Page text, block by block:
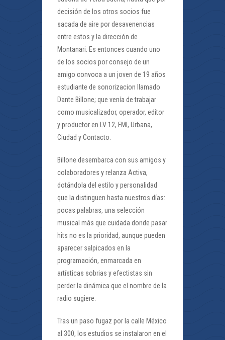
decisión de los otros socios fue
sacada de aire por desavenencias
entre estos y la dirección de
Montanari. Es entonces cuando uno
de los socios por consejo de un
amigo convoca a un joven de 19 años
estudiante de sonorizacion llamado
Dante Billone; que venía de trabajar
como musicalizador, operador, editor
y productor en LV 12, FMI, Urbana,
Ciudad y Contacto.
Billone desembarca con sus amigos y
colaboradores y relanza Activa,
dotándola del estilo y personalidad
que la distinguen hasta nuestros días:
pocas palabras, una selección
musical más que cuidada donde pasar
hits no es la prioridad, aunque pueden
aparecer salpicados en la
programación, enmarcada en
artísticas sobrias y efectistas sin
perder la dinámica que el nombre de la
radio sugiere.
Tras un paso fugaz por la calle México
al 300, los estudios se instalaron en el